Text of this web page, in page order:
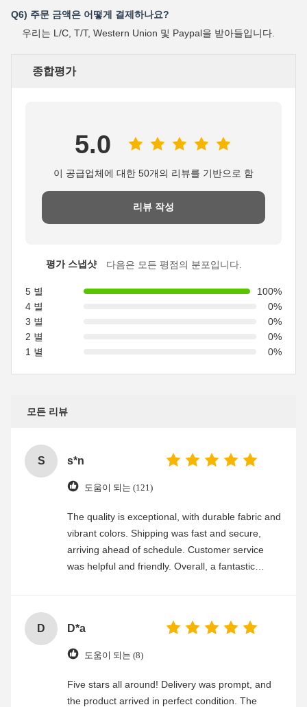
Q6) 주문 금액은 어떻게 결제하나요?
우리는 L/C, T/T, Western Union 및 Paypal을 받아들입니다.
종합평가
5.0
이 공급업체에 대한 50개의 리뷰를 기반으로 함
리뷰 작성
평가 스냅샷 다음은 모든 평점의 분포입니다.
5 별
100%
4 별
0%
3 별
0%
2 별
0%
1 별
0%
모든 리뷰
S s*n
도움이 되는 (121)
The quality is exceptional, with durable fabric and
vibrant colors. Shipping was fast and secure,
arriving ahead of schedule. Customer service
was helpful and friendly. Overall, a fantastic
D D*a
도움이 되는 (8)
Five stars all around! Delivery was prompt, and
the product arrived in perfect condition. The